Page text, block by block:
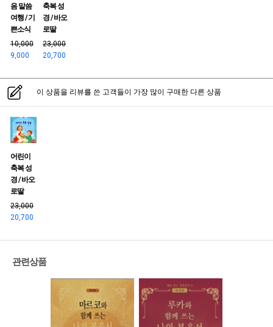
음 말씀
여행 / 기
쁜소식
10,000
9,000
축복 성
경 / 바오
로딸
23,000
20,700
이 상품을 리뷰를 쓴 고객들이 가장 많이 구매한 다른 상품
어린이
축복 성
경 / 바오
로딸
23,000
20,700
관련상품